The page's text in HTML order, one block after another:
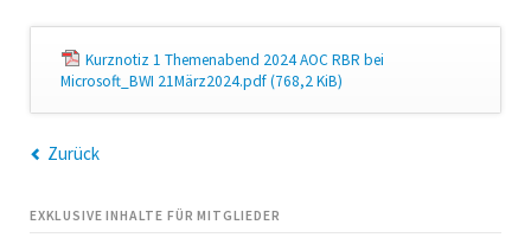
Kurznotiz 1 Themenabend 2024 AOC RBR bei
Microsoft_BWI 21März2024.pdf(768,2 KiB)
Zurück
EXKLUSIVE INHALTE FÜR MITGLIEDER